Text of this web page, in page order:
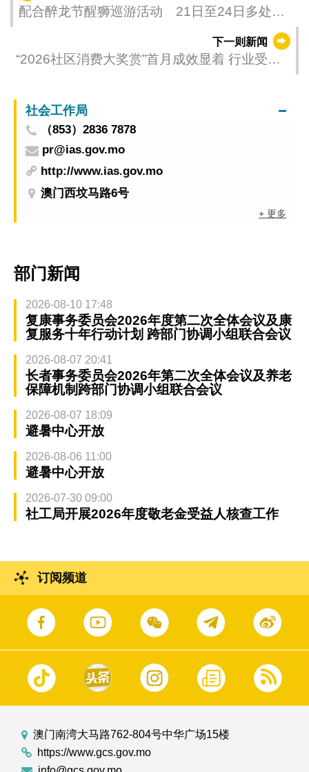
配合醉龙节醒狮巡游活动 21日至24日多处道
下一则新闻
“2026社区消费大奖赏”首月成效显着 行业受惠
社会工作局
（853）2836 7878
pr@ias.gov.mo
http://www.ias.gov.mo
澳门西坟马路6号
+ 更多
部门新闻
2026-08-10 17:48
复康事务委员会2026年度第二次全体会议及康
复服务十年行动计划 跨部门协调小组联合会议
2026-08-07 20:41
长者事务委员会2026年第二次全体会议及养老
保障机制跨部门协调小组联合会议
2026-08-07 18:09
避暑中心开放
2026-08-06 11:00
避暑中心开放
2026-07-30 09:00
社工局开展2026年度敬老金受益人核查工作
订阅频道
澳门南湾大马路762-804号中华广场15楼
https://www.gcs.gov.mo